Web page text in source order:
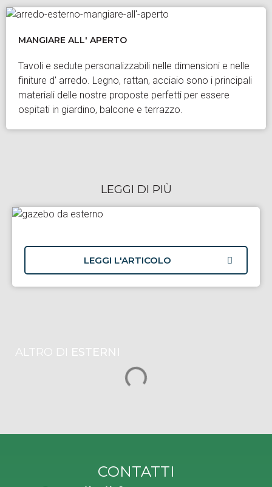
MANGIARE ALL' APERTO
Tavoli e sedute personalizzabili nelle dimensioni e nelle
finiture d' arredo. Legno, rattan, acciaio sono i principali
materiali delle nostre proposte perfetti per essere
ospitati in giardino, balcone e terrazzo.
LEGGI DI PIÙ
LEGGI L'ARTICOLO
ALTRO DI ESTERNI
CONTATTI